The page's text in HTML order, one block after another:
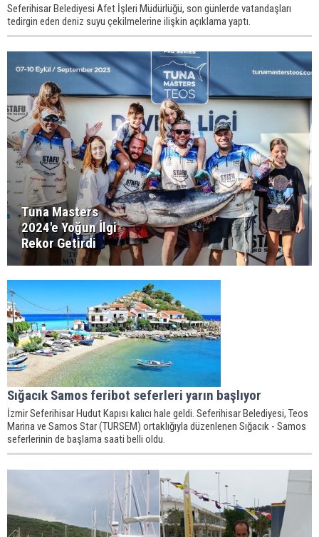
Seferihisar Belediyesi Afet İşleri Müdürlüğü, son günlerde vatandaşları
tedirgin eden deniz suyu çekilmelerine ilişkin açıklama yaptı.
Tuna Masters
2024'e Yoğun İlgi
Rekor Getirdi
Sığacık Samos feribot seferleri yarın başlıyor
İzmir Seferihisar Hudut Kapısı kalıcı hale geldi. Seferihisar Belediyesi, Teos
Marina ve Samos Star (TURSEM) ortaklığıyla düzenlenen Sığacık - Samos
seferlerinin de başlama saati belli oldu.